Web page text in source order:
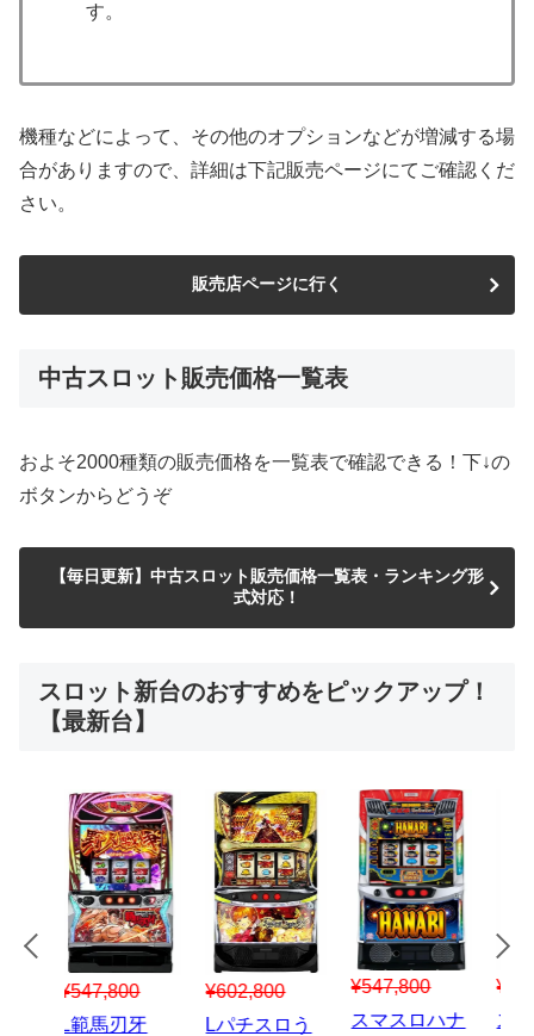
す。
機種などによって、その他のオプションなどが増減する場
合がありますので、詳細は下記販売ページにてご確認くだ
さい。
販売店ページに行く
中古スロット販売価格一覧表
およそ2000種類の販売価格を一覧表で確認できる！下↓の
ボタンからどうぞ
【毎日更新】中古スロット販売価格一覧表・ランキング形
式対応！
スロット新台のおすすめをピックアップ！
【最新台】
¥547,800
スマスロハナ
¥150,000
スマスロ秘宝
¥1,867,800
Lパチスロ 炎